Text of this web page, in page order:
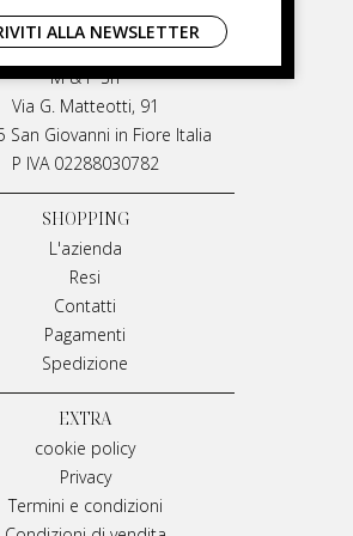
LIVIANA MIRARCHI
M & P Srl
Via G. Matteotti, 91
San Giovanni in Fiore Italia
P IVA 02288030782
SHOPPING
L'azienda
Resi
Contatti
Pagamenti
Spedizione
EXTRA
cookie policy
Privacy
Termini e condizioni
ALLA NEWSLETTER